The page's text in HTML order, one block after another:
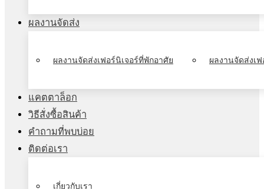
ผลงานจัดส่ง
ผลงานจัดส่งเฟอร์นิเจอร์ที่พักอาศัย ผลงานจัดส่งเ
แคตตาล็อก
วิธีสั่งซื้อสินค้า
คำถามที่พบบ่อย
ติดต่อเรา
เกี่ยวกับเรา